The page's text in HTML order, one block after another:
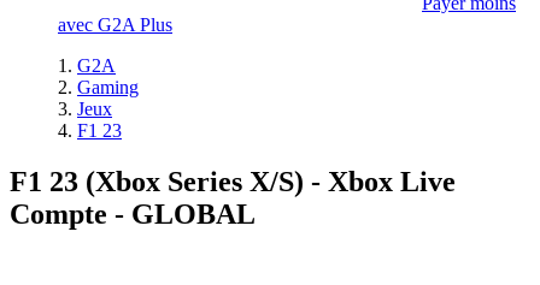
avec G2A Plus
G2A
Gaming
Jeux
F1 23
F1 23 (Xbox Series X/S) - Xbox Live
Compte - GLOBAL